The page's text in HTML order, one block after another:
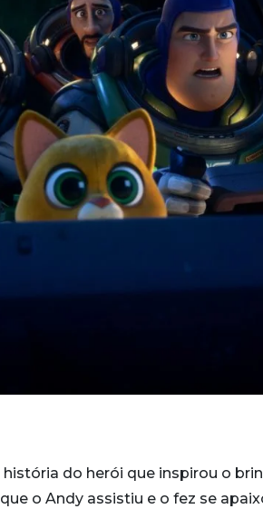
do herói que inspirou o
o Andy assistiu e o fez se